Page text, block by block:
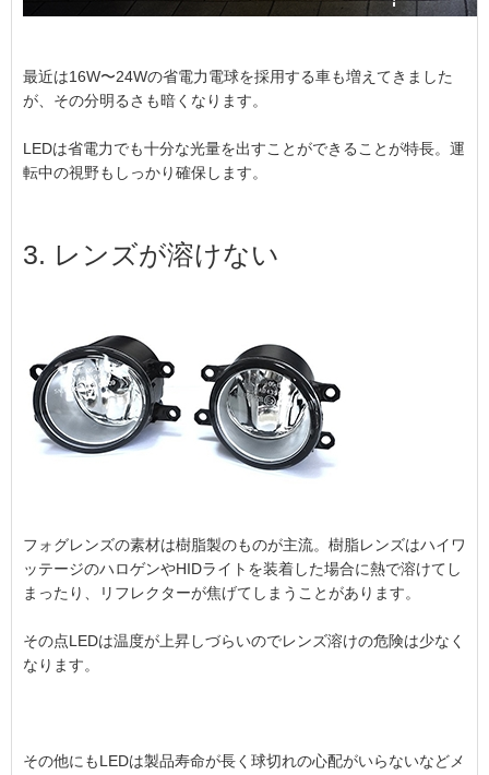
最近は16W〜24Wの省電力電球を採用する車も増えてきました
が、その分明るさも暗くなります。
LEDは省電力でも十分な光量を出すことができることが特長。運
転中の視野もしっかり確保します。
3. レンズが溶けない
フォグレンズの素材は樹脂製のものが主流。樹脂レンズはハイワ
ッテージのハロゲンやHIDライトを装着した場合に熱で溶けてし
まったり、リフレクターが焦げてしまうことがあります。
その点LEDは温度が上昇しづらいのでレンズ溶けの危険は少なく
なります。
その他にもLEDは製品寿命が長く球切れの心配がいらないなどメ